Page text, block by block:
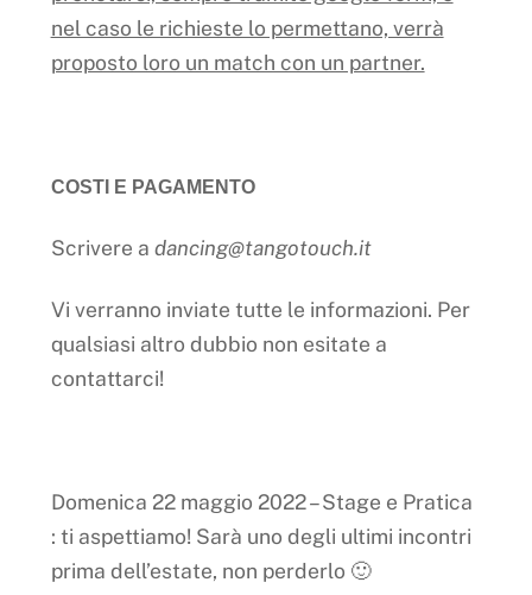
nel caso le richieste lo permettano, verrà
proposto loro un match con un partner.
COSTI E PAGAMENTO
Scrivere a dancing@tangotouch.it
Vi verranno inviate tutte le informazioni. Per
qualsiasi altro dubbio non esitate a
contattarci!
Domenica 22 maggio 2022 – Stage e Pratica
: ti aspettiamo! Sarà uno degli ultimi incontri
prima dell’estate, non perderlo 🙂